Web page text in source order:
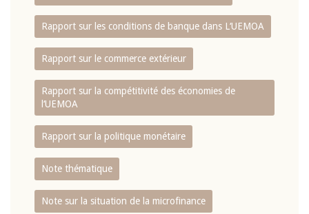
Rapport sur les conditions de banque dans L‘UEMOA
Rapport sur le commerce extérieur
Rapport sur la compétitivité des économies de
l‘UEMOA
Rapport sur la politique monétaire
Note thématique
Note sur la situation de la microfinance